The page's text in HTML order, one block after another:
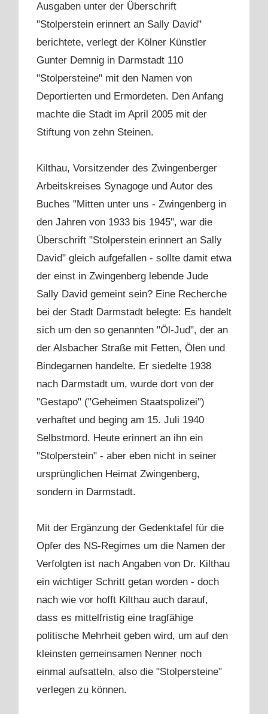
Ausgaben unter der Überschrift
"Stolperstein erinnert an Sally David"
berichtete, verlegt der Kölner Künstler
Gunter Demnig in Darmstadt 110
"Stolpersteine" mit den Namen von
Deportierten und Ermordeten. Den Anfang
machte die Stadt im April 2005 mit der
Stiftung von zehn Steinen.
Kilthau, Vorsitzender des Zwingenberger
Arbeitskreises Synagoge und Autor des
Buches "Mitten unter uns - Zwingenberg in
den Jahren von 1933 bis 1945", war die
Überschrift "Stolperstein erinnert an Sally
David" gleich aufgefallen - sollte damit etwa
der einst in Zwingenberg lebende Jude
Sally David gemeint sein? Eine Recherche
bei der Stadt Darmstadt belegte: Es handelt
sich um den so genannten "Öl-Jud", der an
der Alsbacher Straße mit Fetten, Ölen und
Bindegarnen handelte. Er siedelte 1938
nach Darmstadt um, wurde dort von der
"Gestapo" ("Geheimen Staatspolizei")
verhaftet und beging am 15. Juli 1940
Selbstmord. Heute erinnert an ihn ein
"Stolperstein" - aber eben nicht in seiner
ursprünglichen Heimat Zwingenberg,
sondern in Darmstadt.
Mit der Ergänzung der Gedenktafel für die
Opfer des NS-Regimes um die Namen der
Verfolgten ist nach Angaben von Dr. Kilthau
ein wichtiger Schritt getan worden - doch
nach wie vor hofft Kilthau auch darauf,
dass es mittelfristig eine tragfähige
politische Mehrheit geben wird, um auf den
kleinsten gemeinsamen Nenner noch
einmal aufsatteln, also die "Stolpersteine"
verlegen zu können.